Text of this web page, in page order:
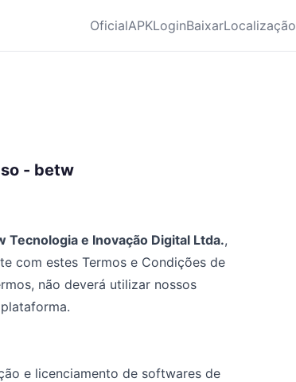
OficialAPKLoginBaixarLocalização
- betw
Tecnologia e Inovação Digital Ltda.,
com estes Termos e Condições de
não deverá utilizar nossos
e licenciamento de softwares de